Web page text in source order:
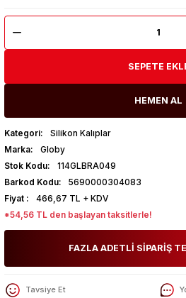
SEPETE
HEMEN AL
Kategori
Silikon Kalıplar
Marka
Globy
Stok Kodu
114GLBRA049
Barkod Kodu
5690000304083
Fiyat
466,67 TL + KDV
*54,56 TL den başlayan taksitlerle!
FAZLA ADETLİ SİPARİŞ
Tavsiye Et